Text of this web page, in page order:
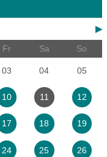
▶
Fr Sa So
03 04 05
10 11 12
17 18 19
24 25 26